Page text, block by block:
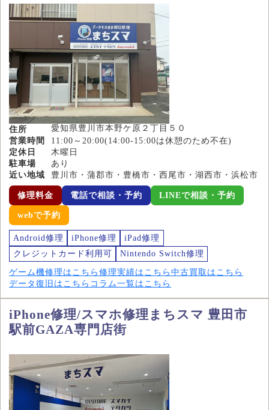
住所
愛知県豊川市本野ケ原２丁目５０
営業時間
11:00～20:00(14:00-15:00は休憩のため不在)
定休日
木曜日
駐車場
あり
近い地域
豊川市・蒲郡市・豊橋市・西尾市・湖西市・浜松市
修理料金 電話で相談・予約 LINEで相談・予約
webで予約
Android修理 iPhone修理
iPad修理
クレジットカード利用可
Nintendo Switch修理
ゲーム機修理はこちら 修理実績はこちら 中古買取はこちら
データ復旧はこちら コラム一覧はこちら
iPhone修理/スマホ修理まちスマ 豊田市
駅前GAZA専門店街